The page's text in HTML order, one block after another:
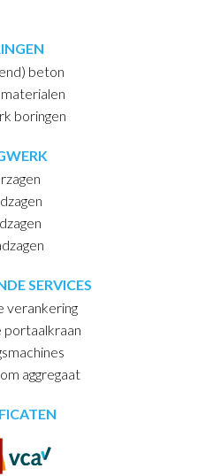
beton
boringen
SERVICES
verankering
portaalkraan
aggregaat